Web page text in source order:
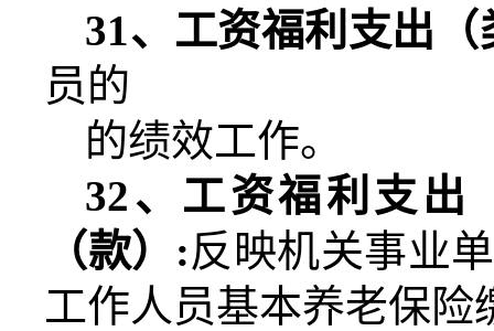
31、工资福利支出
员的
的绩效工作。
32、工资福利支出
（款） :反映机关事业
工作人员基本养老保